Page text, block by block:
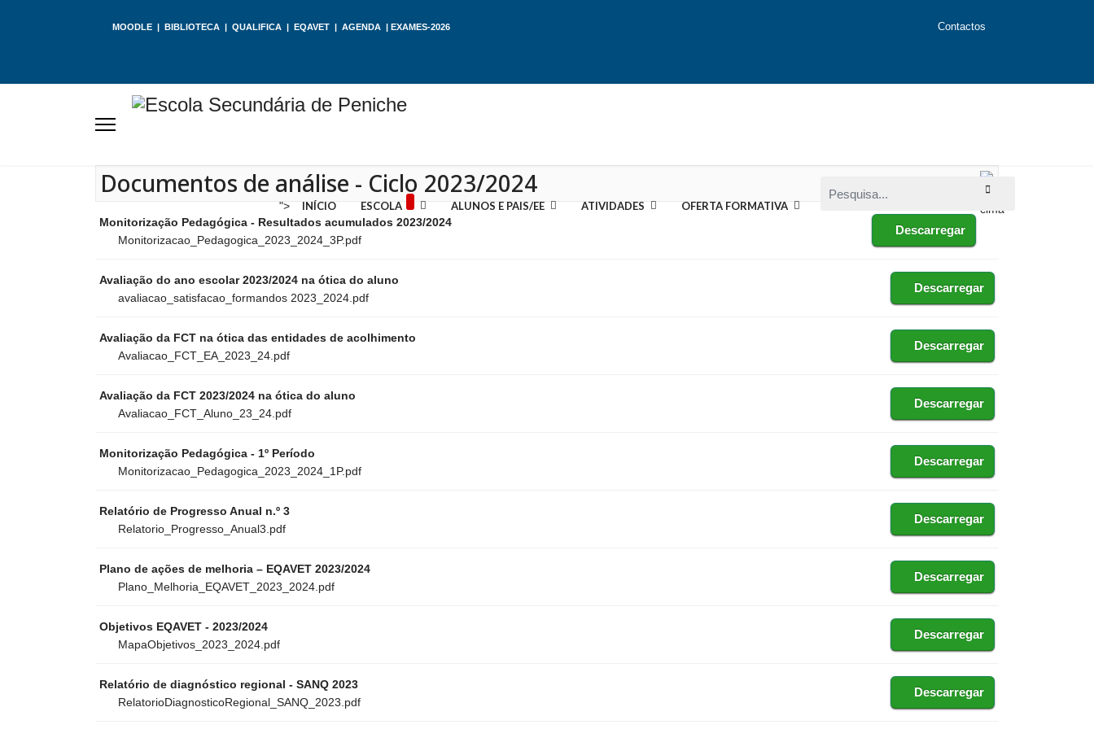
MOODLE | BIBLIOTECA | QUALIFICA | EQAVET | AGENDA | EXAMES-2026 Contactos
"> INÍCIO ESCOLA ALUNOS E PAIS/EE ATIVIDADES OFERTA FORMATIVA
Documentos de análise - Ciclo 2023/2024
Monitorização Pedagógica - Resultados acumulados 2023/2024
Monitorizacao_Pedagogica_2023_2024_3P.pdf
Descarregar
Avaliação do ano escolar 2023/2024 na ótica do aluno
avaliacao_satisfacao_formandos 2023_2024.pdf
Descarregar
Avaliação da FCT na ótica das entidades de acolhimento
Avaliacao_FCT_EA_2023_24.pdf
Descarregar
Avaliação da FCT 2023/2024 na ótica do aluno
Avaliacao_FCT_Aluno_23_24.pdf
Descarregar
Monitorização Pedagógica - 1º Período
Monitorizacao_Pedagogica_2023_2024_1P.pdf
Descarregar
Relatório de Progresso Anual n.º 3
Relatorio_Progresso_Anual3.pdf
Descarregar
Plano de ações de melhoria – EQAVET 2023/2024
Plano_Melhoria_EQAVET_2023_2024.pdf
Descarregar
Objetivos EQAVET - 2023/2024
MapaObjetivos_2023_2024.pdf
Descarregar
Relatório de diagnóstico regional - SANQ 2023
RelatorioDiagnosticoRegional_SANQ_2023.pdf
Descarregar